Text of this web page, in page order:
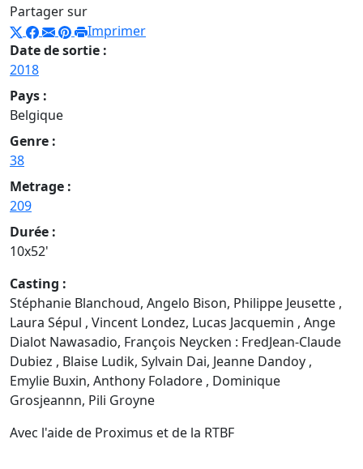
Partager sur
Imprimer
Date de sortie :
2018
Pays :
Belgique
Genre :
38
Metrage :
209
Durée :
10x52'
Casting :
Stéphanie Blanchoud, Angelo Bison, Philippe Jeusette ,
Laura Sépul , Vincent Londez, Lucas Jacquemin , Ange
Dialot Nawasadio, François Neycken : FredJean-Claude
Dubiez , Blaise Ludik, Sylvain Dai, Jeanne Dandoy ,
Emylie Buxin, Anthony Foladore , Dominique
Grosjeannn, Pili Groyne
Avec l'aide de Proximus et de la RTBF